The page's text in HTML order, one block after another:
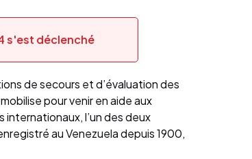
s'est déclenché
de secours et d’évaluation des
pour venir en aide aux
internationaux, l’un des deux
au Venezuela depuis 1900,